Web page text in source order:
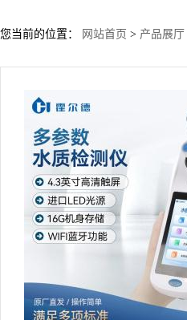
您当前的位置： 网站首页 > 产品展厅